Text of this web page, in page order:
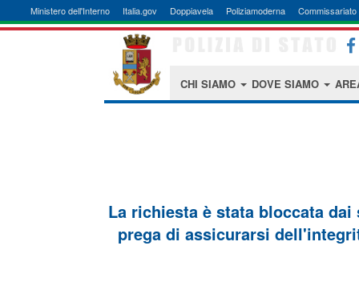
Ministero dell'Interno Italia.gov Doppiavela Poliziamoderna Commissariato
CHI SIAMO DOVE SIAMO
La richiesta è stata bloccata
prega di assicurarsi